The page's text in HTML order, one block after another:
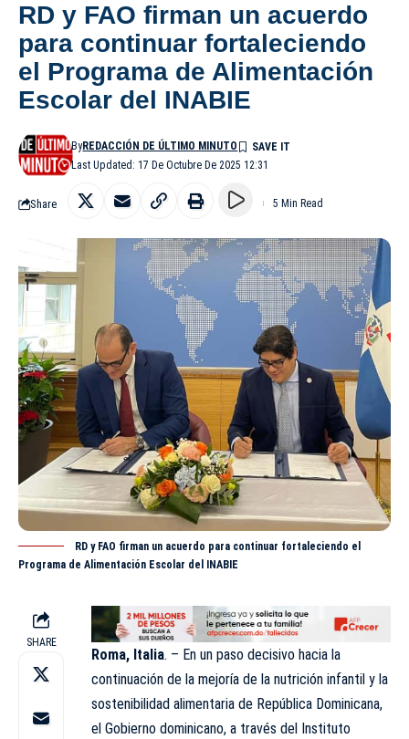
RD y FAO firman un acuerdo
para continuar fortaleciendo
el Programa de Alimentación
Escolar del INABIE
Last Updated: 17 De Octubre De 2025 12:31
ByREDACCIÓN DE ÚLTIMO MINUTO
Share 5 Min Read
RD y FAO firman un acuerdo para continuar fortaleciendo el
Programa de Alimentación Escolar del INABIE
SHARE
Roma, Italia. – En un paso decisivo hacia la
continuación de la mejoría de la nutrición infantil y la
sostenibilidad alimentaria de República Dominicana,
el Gobierno dominicano, a través del Instituto